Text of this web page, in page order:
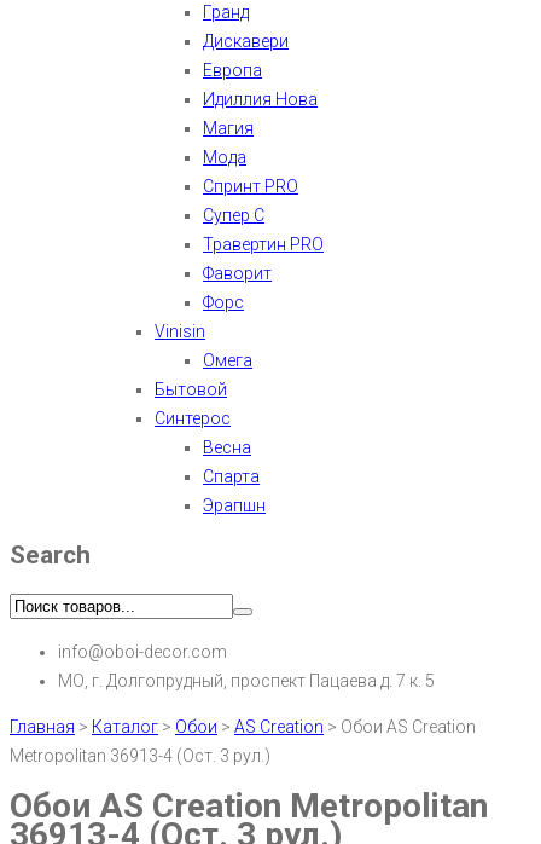
Гранд
Дискавери
Европа
Идиллия Нова
Магия
Мода
Спринт PRO
Супер С
Травертин PRO
Фаворит
Форс
Vinisin
Омега
Бытовой
Синтерос
Весна
Спарта
Эрапшн
Search
info@oboi-decor.com
МО, г. Долгопрудный, проспект Пацаева д. 7 к. 5
Главная > Каталог > Обои > AS Creation > Обои AS Creation
Metropolitan 36913-4 (Ост. 3 рул.)
Обои AS Creation Metropolitan
36913-4 (Ост. 3 рул.)